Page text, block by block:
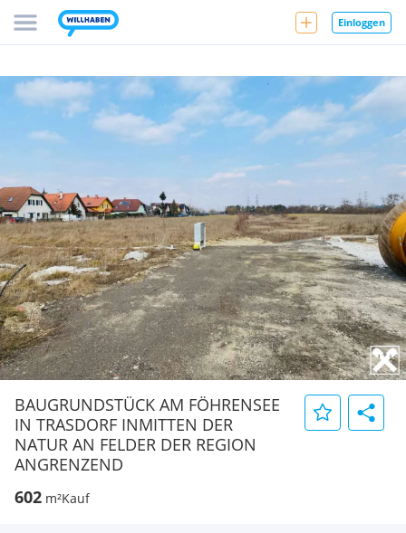
Einloggen
BAUGRUNDSTÜCK AM FÖHRENSEE
IN TRASDORF INMITTEN DER
NATUR AN FELDER DER REGION
ANGRENZEND
602 m²Kauf